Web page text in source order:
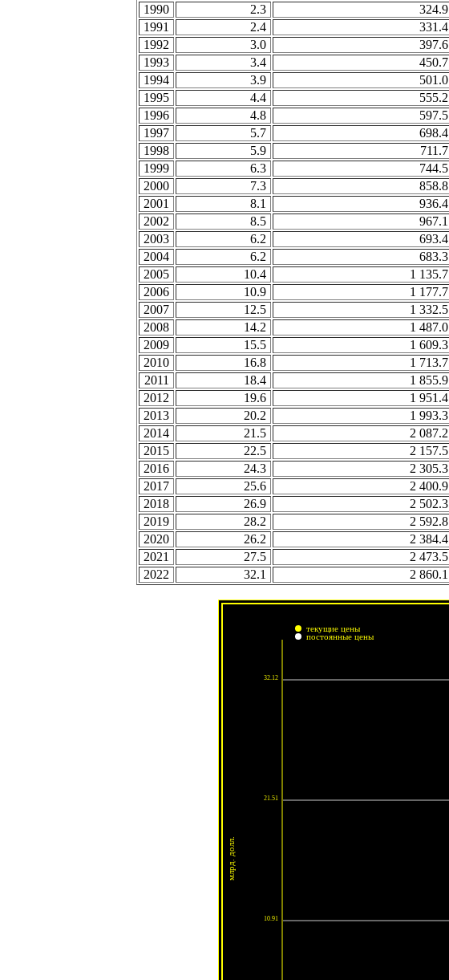
1990
2.3 324.9
1991
2.4 331.4
1992
3.0 397.6
1993
3.4 450.7
1994
3.9 501.0
1995
4.4 555.2
1996
4.8 597.5
1997
5.7 698.4
1998
5.9 711.7
1999
6.3 744.5
2000
7.3 858.8
2001
8.1 936.4
2002
8.5 967.1
2003
6.2 693.4
2004
6.2 683.3
2005
10.4 1 135.7
2006
10.9 1 177.7
2007
12.5 1 332.5
2008
14.2 1 487.0
2009
15.5 1 609.3
2010
16.8 1 713.7
2011
18.4 1 855.9
2012
19.6 1 951.4
2013
20.2 1 993.3
2014
21.5 2 087.2
2015
22.5 2 157.5
2016
24.3 2 305.3
2017
25.6 2 400.9
2018
26.9 2 502.3
2019
28.2 2 592.8
2020
26.2 2 384.4
2021
27.5 2 473.5
2022
32.1 2 860.1